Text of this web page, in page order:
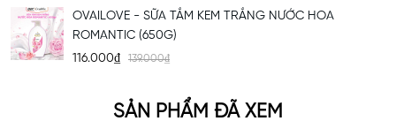
kem trắng
Aqua, Sodium Laureth Sulfate, Cocamidopropyl Betaine:
Glycerin, Propylene Glycol: Dưỡng ẩm sâu, giúp da luôn mềm mại và
OVAILOVE - SỮA TẮM KEM TRẮNG NƯỚC HOA
ROMANTIC (650G)
116.000₫
139.000₫
SẢN PHẨM ĐÃ XEM